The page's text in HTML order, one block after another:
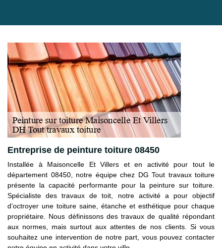
Entreprise de peinture toiture 08450
Installée à Maisoncelle Et Villers et en activité pour tout le
département 08450, notre équipe chez DG Tout travaux toiture
présente la capacité performante pour la peinture sur toiture.
Spécialiste des travaux de toit, notre activité a pour objectif
d’octroyer une toiture saine, étanche et esthétique pour chaque
propriétaire. Nous définissons des travaux de qualité répondant
aux normes, mais surtout aux attentes de nos clients. Si vous
souhaitez une intervention de notre part, vous pouvez contacter